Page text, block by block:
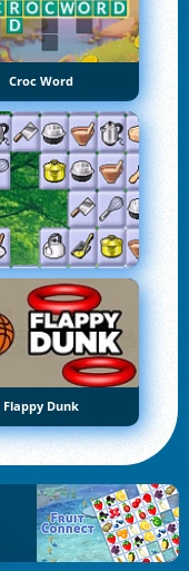
Croc Word
Flappy Dunk